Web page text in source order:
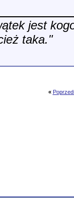
jest
taka."
«